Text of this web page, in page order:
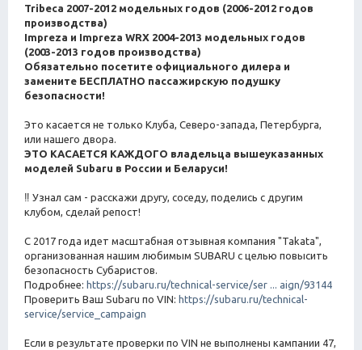
Tribeca 2007-2012 модельных годов (2006-2012 годов
производства)
Impreza и Impreza WRX 2004-2013 модельных годов
(2003-2013 годов производства)
Обязательно посетите официального дилера и
замените БЕСПЛАТНО пассажирскую подушку
безопасности!
Это касается не только Клуба, Северо-запада, Петербурга,
или нашего двора.
ЭТО КАСАЕТСЯ КАЖДОГО владельца вышеуказанных
моделей Subaru в России и Беларуси!
‼ Узнал сам - расскажи другу, соседу, поделись с другим
клубом, сделай репост!
С 2017 года идет масштабная отзывная компания "Takata",
организованная нашим любимым SUBARU с целью повысить
безопасность Субаристов.
Подробнее: https://subaru.ru/technical-service/ser ... aign/93144
Проверить Ваш Subaru по VIN: https://subaru.ru/technical-
service/service_campaign
Если в результате проверки по VIN не выполнены кампании 47,